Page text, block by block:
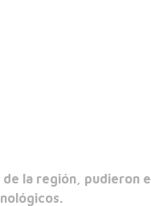
la región, pudieron